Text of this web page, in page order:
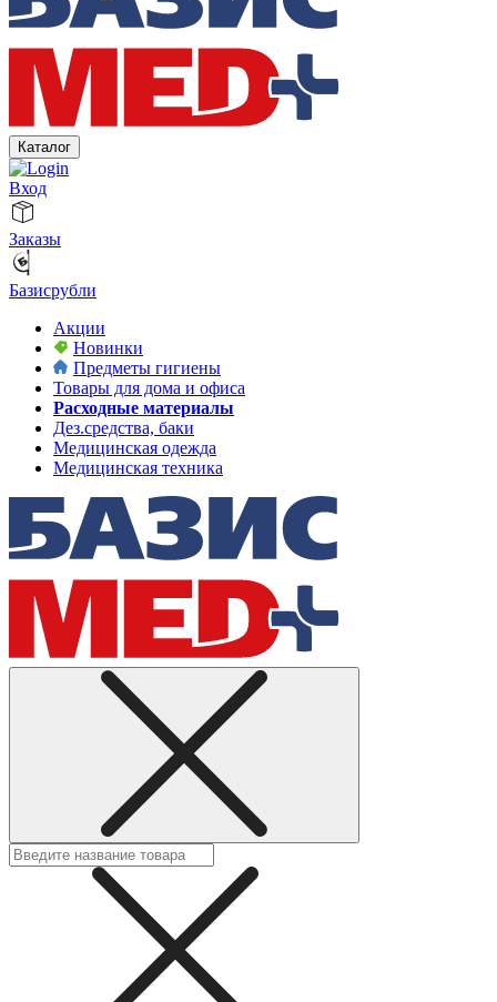
Каталог
Вход
Заказы
Базисрубли
Акции
Новинки
Предметы гигиены
Товары для дома и офиса
Расходные материалы
Дез.средства, баки
Медицинская одежда
Медицинская техника